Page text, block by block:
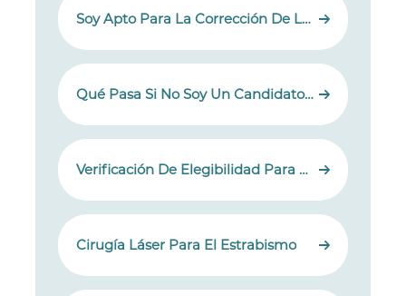
Soy Apto Para La Corrección De La Visión Con Láser?
Qué Pasa Si No Soy Un Candidato Adecuado Para La Corrección De La Visión Con Láser?
Verificación De Elegibilidad Para La Corrección De La Visión Con Láser
Cirugía Láser Para El Estrabismo